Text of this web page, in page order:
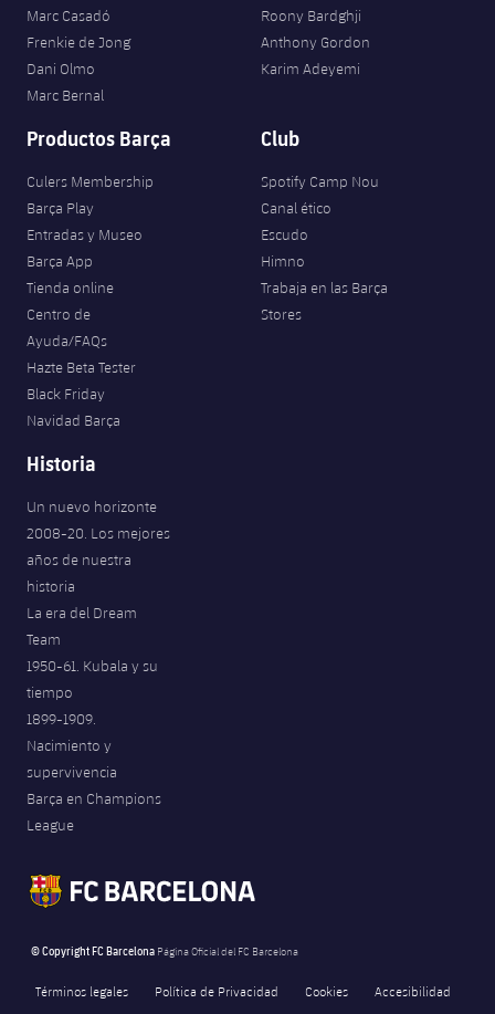
Marc Casadó
Frenkie de Jong
Dani Olmo
Marc Bernal
Roony Bardghji
Anthony Gordon
Karim Adeyemi
Productos Barça
Culers Membership
Barça Play
Entradas y Museo
Barça App
Tienda online
Centro de
Ayuda/FAQs
Hazte Beta Tester
Black Friday
Navidad Barça
Club
Spotify Camp Nou
Canal ético
Escudo
Himno
Trabaja en las Barça
Stores
Historia
Un nuevo horizonte
2008-20. Los mejores
años de nuestra
historia
La era del Dream
Team
1950-61. Kubala y su
tiempo
1899-1909.
Nacimiento y
supervivencia
Barça en Champions
League
© Copyright FC Barcelona Página Oficial del FC Barcelona
Términos legales Política de Privacidad Cookies Accesibilidad